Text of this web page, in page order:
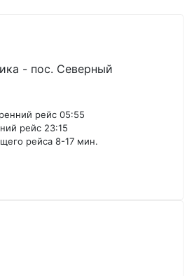
- пос. Северный
рейс 05:55
рейс 23:15
рейса 8-17 мин.